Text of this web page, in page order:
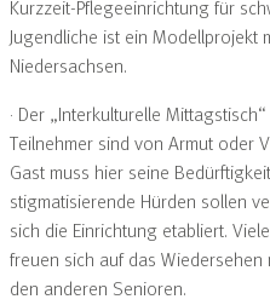
Kurzzeit-Pflegeeinrichtung für
Jugendliche ist ein
Niedersachsen.
· Der „Interkulturelle
Teilnehmer sind von Armut oder
Gast muss hier seine
stigmatisierende Hürden sollen
sich die Einrichtung etabliert.
freuen sich auf das
den anderen Senioren.